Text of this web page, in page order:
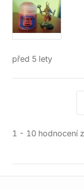
před 5 lety
1 - 10 hodnocení z